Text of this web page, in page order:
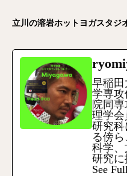
立川の溶岩ホットヨガスタジ
早稲
学専
院同
理学
研究
る傍
科学、
研究に
See